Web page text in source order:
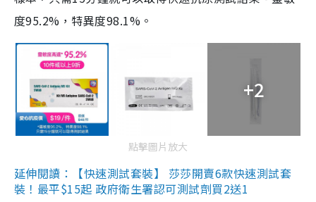
度95.2%，特異度98.1%。
+2
點擊圖片放大
延伸閱讀：【快速測試套裝】 莎莎開賣6款快速測試套
裝！最平$15起 政府衛生署認可測試劑買2送1